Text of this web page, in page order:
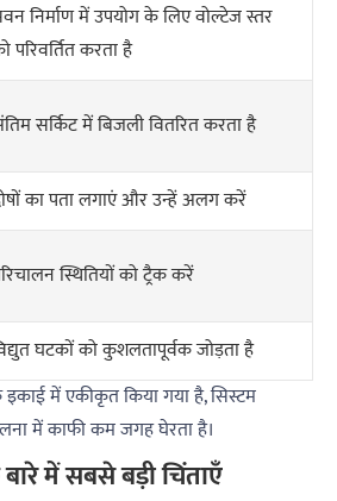
निर्माण में उपयोग के लिए वोल्टेज स्तर
परिवर्तित करता है
सर्किट में बिजली वितरित करता है
का पता लगाएं और उन्हें अलग करें
स्थितियों को ट्रैक करें
घटकों को कुशलतापूर्वक जोड़ता है
में एकीकृत किया गया है, सिस्टम
में काफी कम जगह घेरता है।
में सबसे बड़ी चिंताएँ